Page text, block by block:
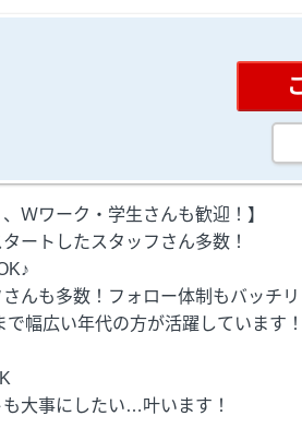
、Ｗワーク・学生さんも歓迎！】
ートしたスタッフさん多数！
んも多数！フォロー体制もバッチリ
で幅広い年代の方が活躍しています！
大事にしたい…叶います！